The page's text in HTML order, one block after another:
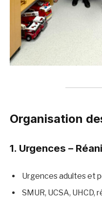
Organisation
1. Urgences –
Urgences adultes et
SMUR, UCSA,